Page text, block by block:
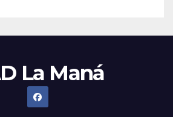
La Maná